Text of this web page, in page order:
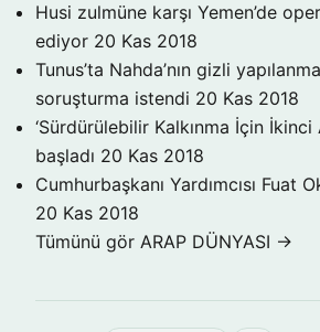
Husi zulmüne karşı Yemen’de
ediyor 20 Kas 2018
Tunus’ta Nahda’nın gizli
soruşturma istendi 20 Kas 2018
‘Sürdürülebilir Kalkınma İçin İkinci
başladı 20 Kas 2018
Cumhurbaşkanı Yardımcısı Fuat
20 Kas 2018
Tümünü gör ARAP DÜNYASI →